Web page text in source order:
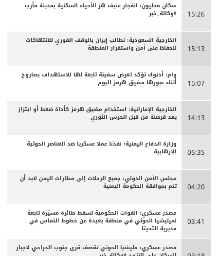
15:26
سكان محليون: انفجار عنيف هز الأحياء السكنية بمدينة مأرب
#وكالة_خبر
15:13
الخارجية السعودية: نطالب إيران بالوقف الفوري للانتهاكات
للحفاظ على أمن واستقرار المنطقة
15:07
وام: أدنوك تؤكد تعرض سفينة تابعة لها للاستهداف بصاروخ
أثناء عبورها مضيق هرمز اليوم
14:13
الخارجية الإماراتية: استخدام مضيق هرمز كأداة ضغط أو ابتزاز
يعد قرصنة من قبل الحرس الثوري
05:35
وزارة الدفاع اليمنية: نفذنا عملا عسكريا ضد العناصر الحوثية
الإرهابية
04:20
مجلس الأمن الدولي: جميع الرحلات إلى مطارات اليمن لابد أن
تتم بموافقة الحكومة اليمنية
03:41
مصدر عسكري: القوات الحكومية تسقط طائرة مسيّرة تابعة
لميليشيا الحوثي في منطقة بعيدة عن خطوط التماس في
مديرية التحيتا
مصدر عسكري: مليشيا الحوثي تقصف قرى جنوب الجراحي لاجبار